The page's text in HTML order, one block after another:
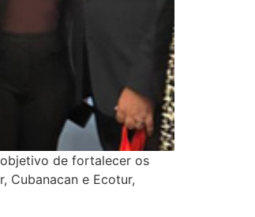
de fortalecer os
Cubanacan e Ecotur,